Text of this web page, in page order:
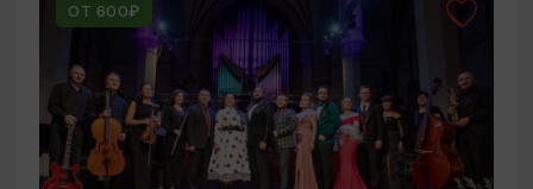
ОТ 600₽